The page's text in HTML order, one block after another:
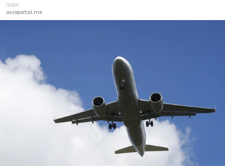
Izvor:
avioportal.me